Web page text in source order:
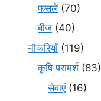
फसलें(70)
बीज (40)
नौकरियाँ(119)
कृषि परामर्श(83)
सेवाएं(16)